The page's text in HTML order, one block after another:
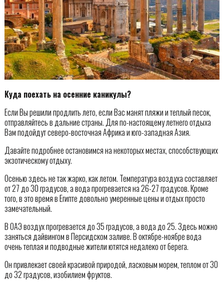
Куда поехать на осенние каникулы?
Если Вы решили продлить лето, если Вас манят пляжи и теплый песок,
отправляйтесь в дальние страны. Для по-настоящему летнего отдыха
Вам подойдут северо-восточная Африка и юго-западная Азия.
Давайте подробнее остановимся на некоторых местах, способствующих
экзотическому отдыху.
Осенью здесь не так жарко, как летом. Температура воздуха составляет
от 27 до 30 градусов, а вода прогревается на 26-27 градусов. Кроме
того, в это время в Египте довольно умеренные цены и отдых просто
замечательный.
В ОАЭ воздух прогревается до 35 градусов, а вода до 25. Здесь можно
заняться дайвингом в Персидском заливе. В октябре-ноябре вода
очень теплая и подводные жители ютятся недалеко от берега.
Он привлекает своей красивой природой, ласковым морем, теплом от 30
до 32 градусов, изобилием фруктов.